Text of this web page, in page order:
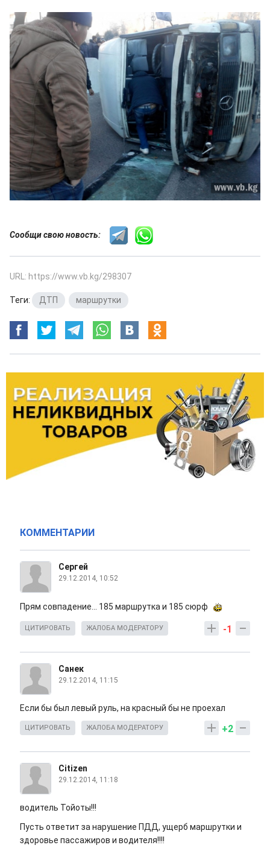
Сообщи свою новость:
URL: https://www.vb.kg/298307
Теги: ДТП маршрутки
КОММЕНТАРИИ
Сергей
29.12.2014, 10:52
Прям совпадение... 185 маршрутка и 185 сюрф
-1
ЦИТИРОВАТЬ ЖАЛОБА МОДЕРАТОРУ
Санек
29.12.2014, 11:15
Если бы был левый руль, на красный бы не проехал
+2
ЦИТИРОВАТЬ ЖАЛОБА МОДЕРАТОРУ
Citizen
29.12.2014, 11:18
водитель Тойоты!!!
Пусть ответит за нарушение ПДД, ущерб маршрутки и
здоровье пассажиров и водителя!!!!